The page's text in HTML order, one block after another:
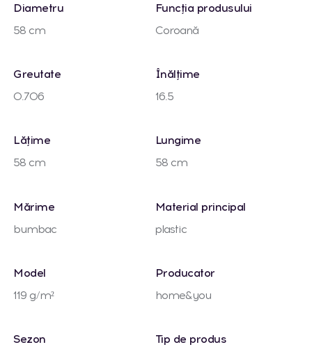
Diametru
58 cm
Funcția produsului
Coroană
Greutate
0.706
Înălțime
16.5
Lățime
58 cm
Lungime
58 cm
Mărime
bumbac
Material principal
plastic
Model
119 g/m²
Producator
home&you
Sezon
Tip de produs